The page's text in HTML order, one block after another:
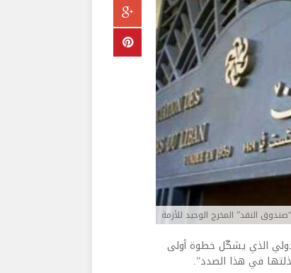
النقد” المخرج الوحيد للأزمة
الذي يشكّل خطوة أولى
في هذا الصدد”.